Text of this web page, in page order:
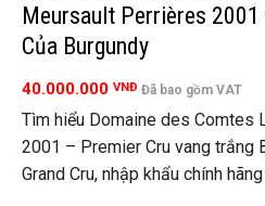
Meursault Perrières
Của Burgundy
40.000.000 VNĐ Đã bao gồm VAT
Tìm hiểu Domaine des Comtes
2001 – Premier Cru vang trắng
Grand Cru, nhập khẩu chính